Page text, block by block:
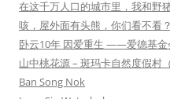
在这千万人口的城市里，我和野
咳，屋外面有头熊，你们看不看？
卧云10年 因爱重生 ——爱德基金
山中桃花源 – 斑玛卡自然度假村
Ban Song Nok